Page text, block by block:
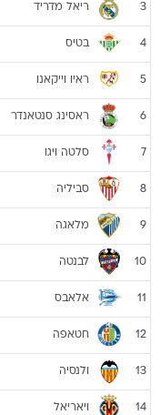
3 ריאל מדריד
4 בטיס
5 ראיו וייקאנו
6 ראסינג סנטאנדר
7 סלטה ויגו
8 סביליה
9 מלאגה
10 לבנטה
11 אלאבס
12 חטאפה
13 ולנסיה
14 ויאריאל